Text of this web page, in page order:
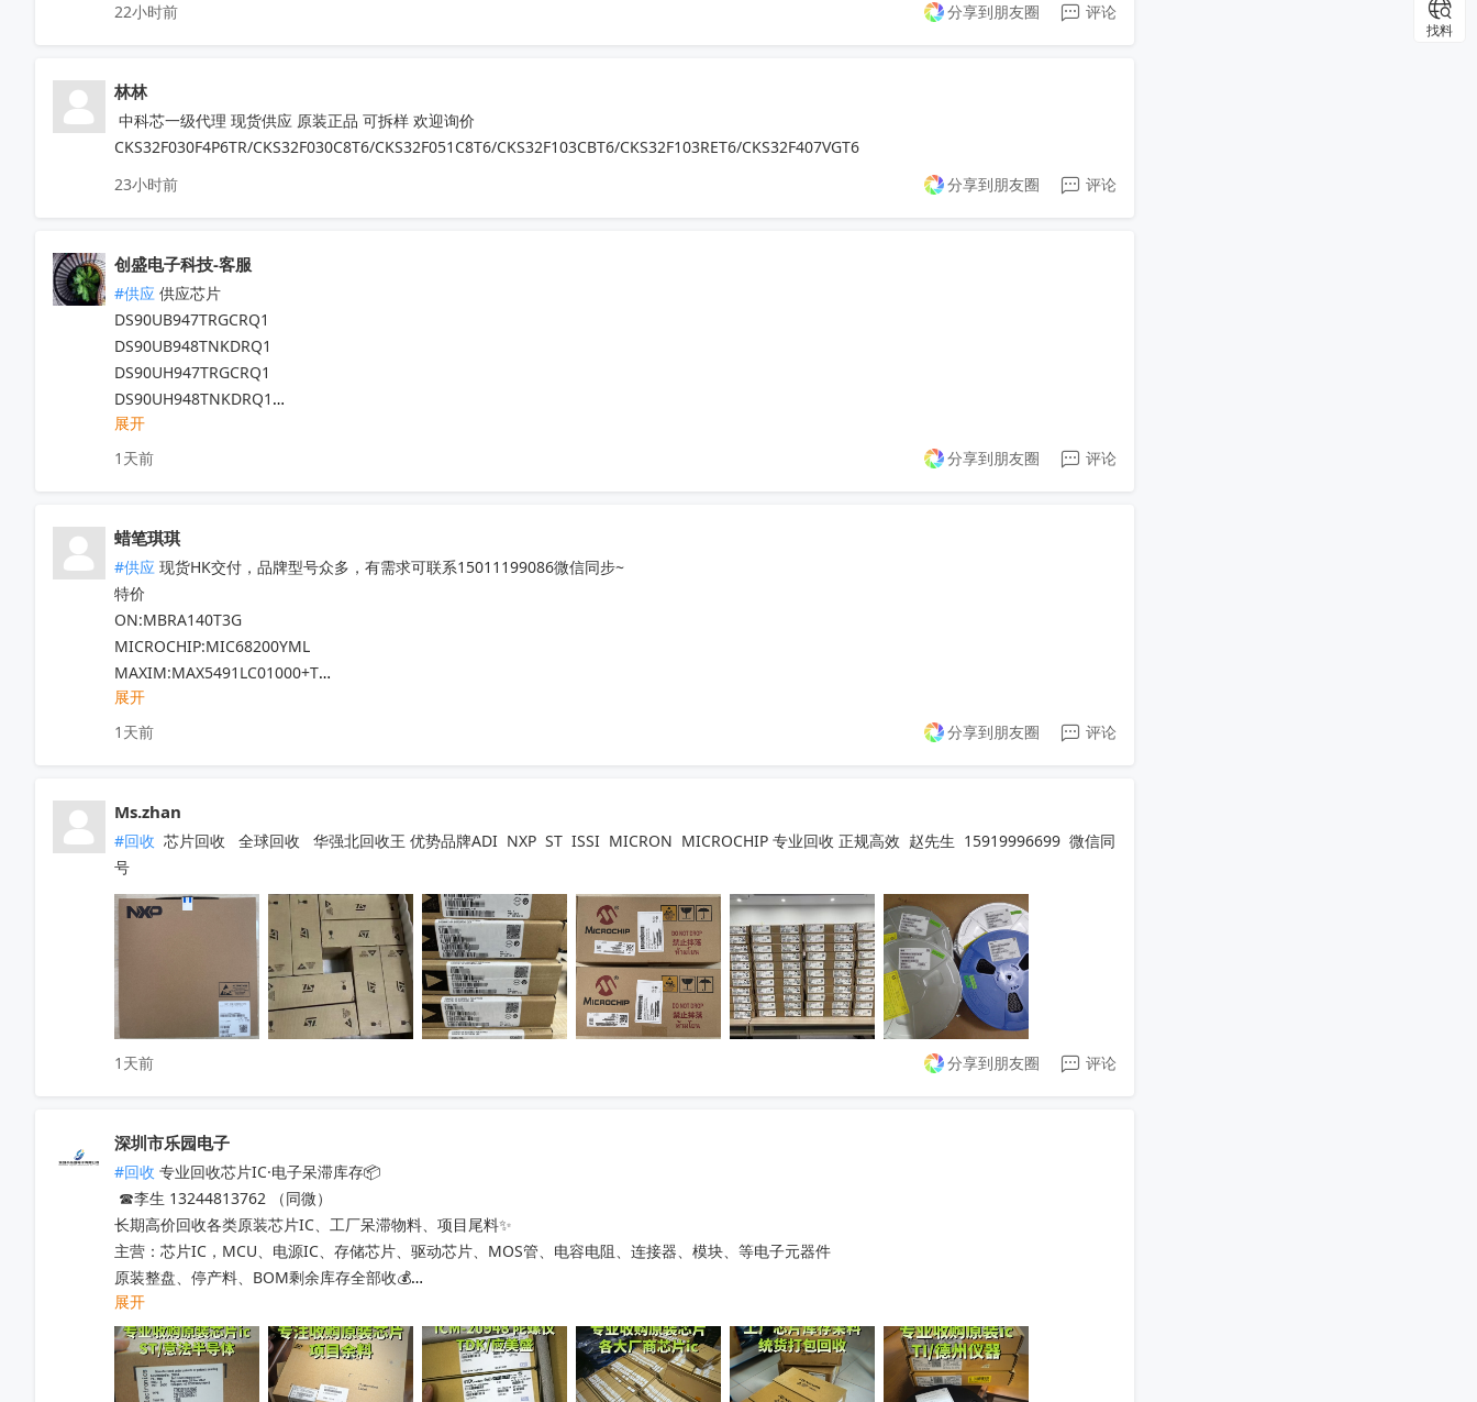
HFDA801A-VYT  TDA7388  TDA7851L
MX25L6433FM2I-08G  F50L2G41XA-104YG2B
K4B4G1646E-BYK0  TEF6686  XS9950
IRFB4227  CS75823  IRF540NPBF  TL494IDR
PT16556-LQ  LV5683P-E  TA75458P
TEA6856AHN  RDA5807M  STM32F042F4P6
CS3820EO  M12L128168A-6TG2N
代理天微，贝岭，泰德，能芯，福芯，红芯微
晶源微，友达，UTC，纳芯威，芯电元等品牌
深圳原装现货当天可送，1000+型号现货欢迎咨询
V:13544786707
Q:2581140881
收起
22小时前 分享到朋友圈 评论
林林
CKS32F030F4P6TR/CKS32F030C8T6/CKS32F051C8T6/CKS32F103CBT6/CKS32F103RET6/CKS32F407VGT6
23小时前
分享到朋友圈 评论
创盛电子科技-客服
#供应 供应芯片
DS90UB947TRGCRQ1
DS90UB948TNKDRQ1
DS90UH947TRGCRQ1
DS90UH948TNKDRQ1
DS83822IRHBR
DS250DF810ABVR
LM5101AMX
现货靓货！不容错过！
收起
展开
1天前
分享到朋友圈 评论
蜡笔琪琪
#供应 现货HK交付，品牌型号众多，有需求可联系15011199086微信同步~
特价
ON:MBRA140T3G
MICROCHIP:MIC68200YML
MAXIM:MAX5491LC01000+T
ADI:ADP7182AUJZ-R7
其他PN可沟通确认
展开
1天前
分享到朋友圈 评论
Ms.zhan
#回收 芯片回收   全球回收   华强北回收王 优势品牌ADI  NXP  ST  ISSI  MICRON  MICROCHIP 专业回收 正规高效  赵先生  15919996699  微信同
号
1天前 分享到朋友圈 评论
深圳市乐园电子
#回收 专业回收芯片IC·电子呆滞库存📦
☎李生 13244813762 （同微）
长期高价回收各类原装芯片IC、工厂呆滞物料、项目尾料✨
主营：芯片IC，MCU、电源IC、存储芯片、驱动芯片、MOS管、电容电阻、连接器、模块、等电子元器件
原装整盘、停产料、BOM剩余库存全部收💰
工厂清仓、项目取消、仓库积压、过期呆滞物料均可处理
专业人员上门清点核验，报价透明无套路，现款现结不压款💴
小批量散料、大批量整仓囤货统一打包回收，全程保密处理
展开
找料